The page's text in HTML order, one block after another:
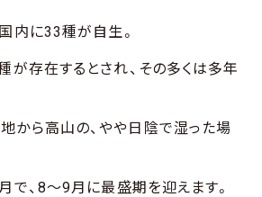
内に33種が自生。
存在するとされ、その多くは多年
から高山の、やや日陰で湿った場
、8～9月に最盛期を迎えます。